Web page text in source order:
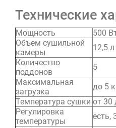
Технические
Мощность
500
Объем сушильной
камеры
12,5 л
Количество
поддонов
5
Максимальная
загрузка
до 5
Температура сушки от 30
Регулировка
температуры
есть,